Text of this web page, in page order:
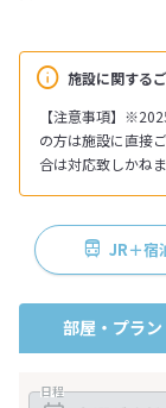
施設に関する
【注意事項】
の方は施設に直接
合は対応致しかねま
JR＋宿
部屋・プラン
日程